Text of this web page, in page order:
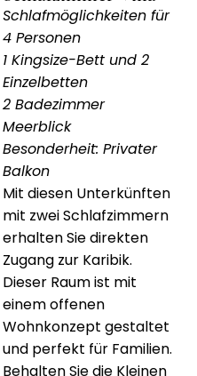
Schlafmöglichkeiten für
4 Personen
1 Kingsize-Bett und 2
Einzelbetten
2 Badezimmer
Meerblick
Besonderheit: Privater
Balkon
Mit diesen Unterkünften
mit zwei Schlafzimmern
erhalten Sie direkten
Zugang zur Karibik.
Dieser Raum ist mit
einem offenen
Wohnkonzept gestaltet
und perfekt für Familien.
Behalten Sie die Kleinen